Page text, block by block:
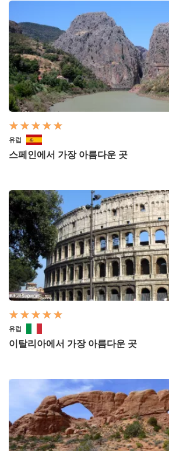
유럽
스페인에서 가장 아름다운 곳
유럽
이탈리아에서 가장 아름다운 곳